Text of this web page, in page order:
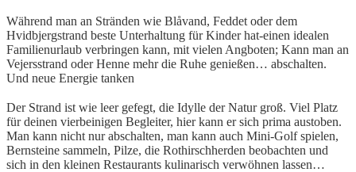
Während man an Stränden wie Blåvand, Feddet oder dem
Hvidbjergstrand beste Unterhaltung für Kinder hat-einen idealen
Familienurlaub verbringen kann, mit vielen Angboten; Kann man an
Vejersstrand oder Henne mehr die Ruhe genießen… abschalten.
Und neue Energie tanken
Der Strand ist wie leer gefegt, die Idylle der Natur groß. Viel Platz
für deinen vierbeinigen Begleiter, hier kann er sich prima austoben.
Man kann nicht nur abschalten, man kann auch Mini-Golf spielen,
Bernsteine sammeln, Pilze, die Rothirschherden beobachten und
sich in den kleinen Restaurants kulinarisch verwöhnen lassen…